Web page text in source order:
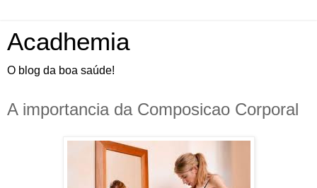
Acadhemia
O blog da boa saúde!
A importancia da Composicao Corporal